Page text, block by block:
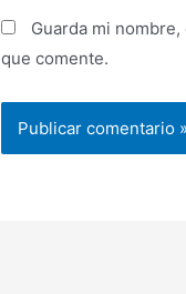
Guarda mi
que comente.